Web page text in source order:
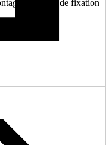
Matériel de fixation